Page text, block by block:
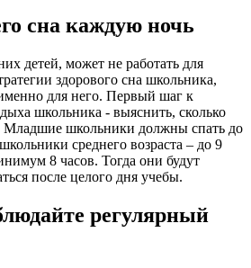
сна каждую ночь
детей, может не работать для
здорового сна школьника,
для него. Первый шаг к
школьника - выяснить, сколько
Младшие школьники должны спать до
среднего возраста – до 9
8 часов. Тогда они будут
после целого дня учебы.
регулярный